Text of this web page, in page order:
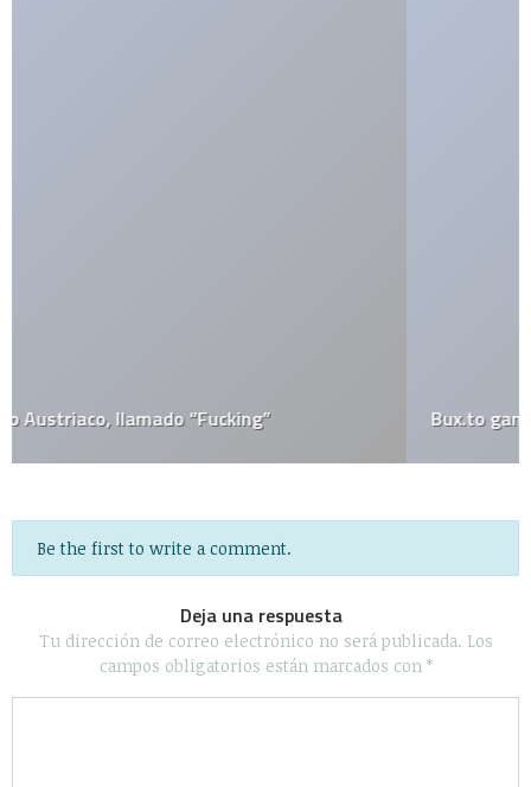
Bux.to gana dinero haciendo clicks?
Be the first to write a comment.
Deja una respuesta
Tu dirección de correo electrónico no será publicada. Los
campos obligatorios están marcados con *